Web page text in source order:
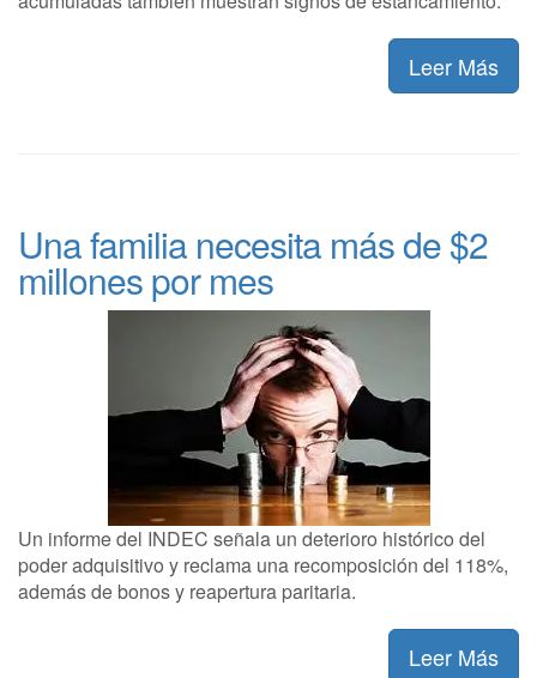
Leer Más
Una familia necesita más de $2
millones por mes
Un informe del INDEC señala un deterioro histórico del
poder adquisitivo y reclama una recomposición del 118%,
además de bonos y reapertura paritaria.
Leer Más